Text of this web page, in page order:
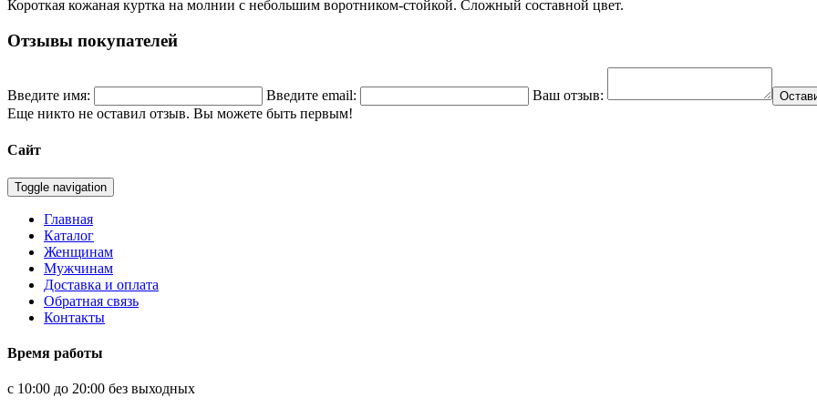
Короткая кожаная куртка на молнии с небольшим воротником-стойкой. Сложный составной цвет.
Отзывы покупателей
Введите имя: Введите email: Ваш отзыв:
Еще никто не оставил отзыв. Вы можете быть первым!
Сайт
Toggle navigation
Главная
Каталог
Женщинам
Мужчинам
Доставка и оплата
Обратная связь
Контакты
Время работы
с 10:00 до 20:00 без выходных